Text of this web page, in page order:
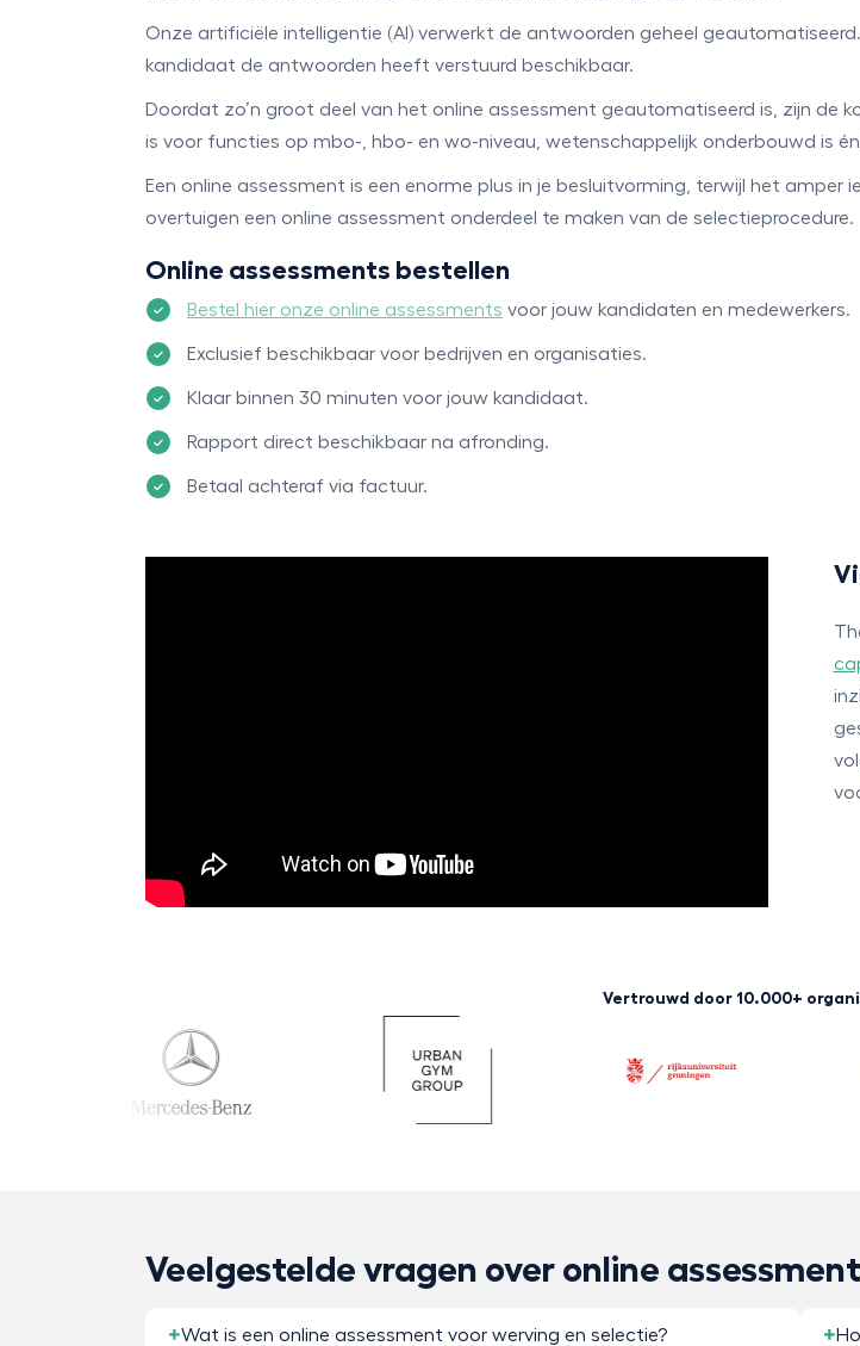
Onze artificiële intelligentie (AI) verwerkt de antwoorden geheel
kandidaat de antwoorden heeft verstuurd beschikbaar.
Doordat zo’n groot deel van het online assessment geautomatiseerd is, zijn de
is voor functies op mbo-, hbo- en wo-niveau, wetenschappelijk onderbouwd is
Een online assessment is een enorme plus in je besluitvorming, terwijl het
overtuigen een online assessment onderdeel te maken van de selectieprocedure.
Online assessments bestellen
Bestel hier onze online assessments voor jouw kandidaten en medewerkers.
Exclusief beschikbaar voor bedrijven en organisaties.
Klaar binnen 30 minuten voor jouw kandidaat.
Rapport direct beschikbaar na afronding.
Betaal achteraf via factuur.
Vertrouwd door 10.000+
Veelgestelde vragen over online
Wat is een online assessment voor werving en selectie?